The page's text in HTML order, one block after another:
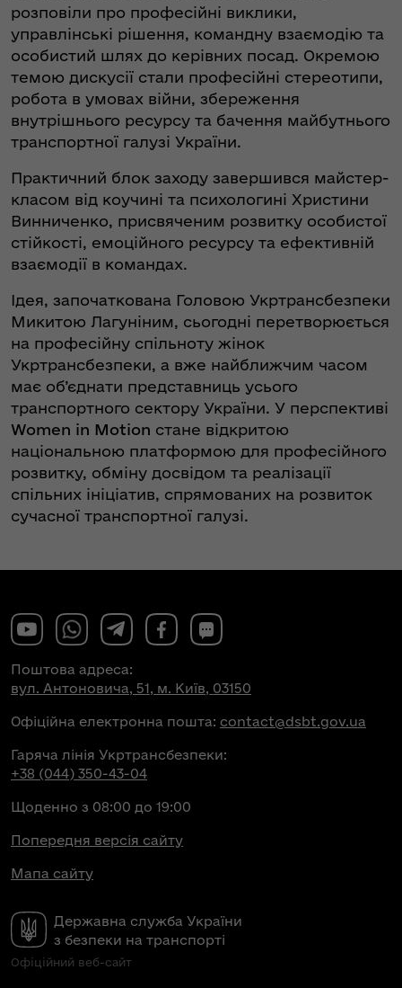
розповіли про професійні виклики,
управлінські рішення, командну взаємодію та
особистий шлях до керівних посад. Окремою
темою дискусії стали професійні стереотипи,
робота в умовах війни, збереження
внутрішнього ресурсу та бачення майбутнього
транспортної галузі України.
Практичний блок заходу завершився майстер-
класом від коучині та психологині Христини
Винниченко, присвяченим розвитку особистої
стійкості, емоційного ресурсу та ефективній
взаємодії в командах.
Ідея, започаткована Головою Укртрансбезпеки
Микитою Лагуніним, сьогодні перетворюється
на професійну спільноту жінок
Укртрансбезпеки, а вже найближчим часом
має об’єднати представниць усього
транспортного сектору України. У перспективі
Women in Motion стане відкритою
національною платформою для професійного
розвитку, обміну досвідом та реалізації
спільних ініціатив, спрямованих на розвиток
сучасної транспортної галузі.
Державна служба України
з безпеки на транспорті
Офіційний веб-сайт
Поштова адреса:
вул. Антоновича, 51, м. Київ, 03150
Офіційна електронна пошта: contact@dsbt.gov.ua
Гаряча лінія Укртрансбезпеки:
+38 (044) 350-43-04
Щоденно з 08:00 до 19:00
Попередня версія сайту
Мапа сайту